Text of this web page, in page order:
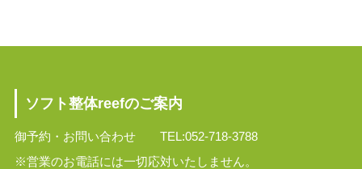
ソフト整体reefのご案内
御予約・お問い合わせ TEL:052-718-3788
※営業のお電話には一切応対いたしません。